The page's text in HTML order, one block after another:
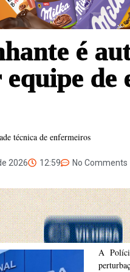
é
de
técnica de enfermeiros
2026 12:59 No Comments
A